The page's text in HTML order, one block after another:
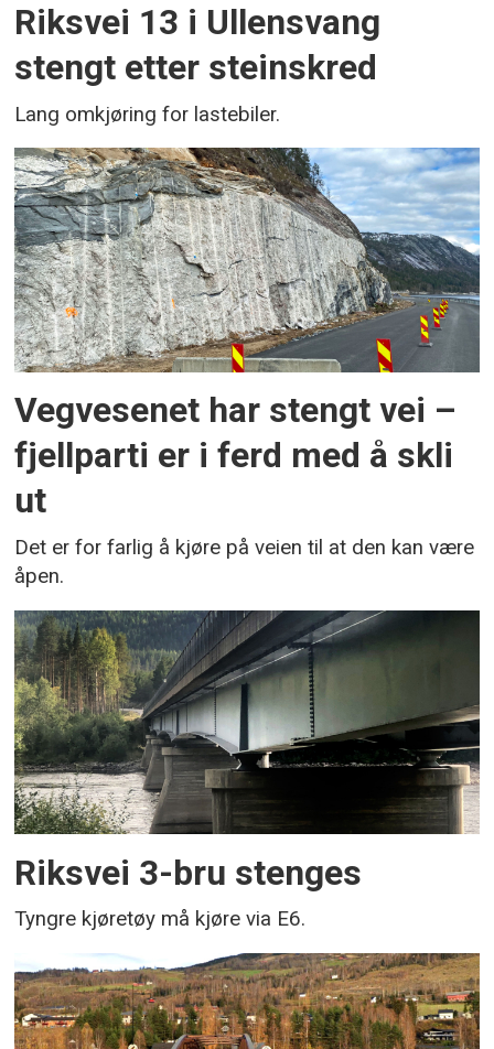
Riksvei 13 i Ullensvang
stengt etter steinskred
Lang omkjøring for lastebiler.
Vegvesenet har stengt vei –
fjellparti er i ferd med å skli
ut
Det er for farlig å kjøre på veien til at den kan være
åpen.
Riksvei 3-bru stenges
Tyngre kjøretøy må kjøre via E6.